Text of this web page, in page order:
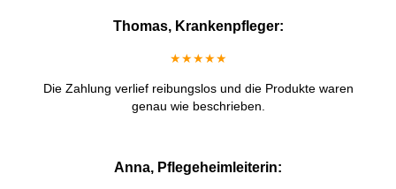
Thomas, Krankenpfleger:
★★★★★
Die Zahlung verlief reibungslos und die Produkte waren
genau wie beschrieben.
Anna, Pflegeheimleiterin: